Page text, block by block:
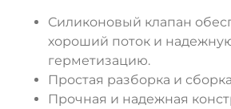
Силиконовый клапан
хороший поток и
герметизацию.
Простая разборка и
Прочная и надежная